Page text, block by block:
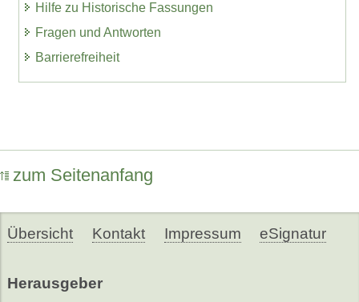
Hilfe zu Historische Fassungen
Fragen und Antworten
Barrierefreiheit
zum Seitenanfang
Übersicht Kontakt Impressum eSignatur
Herausgeber